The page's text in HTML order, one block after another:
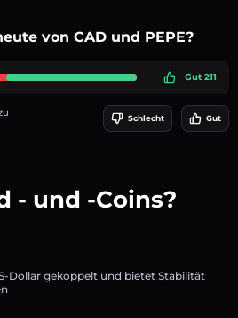
von CAD und PEPE?
Gut 211
Schlecht Gut
- und -Coins?
Dollar gekoppelt und bietet Stabilität